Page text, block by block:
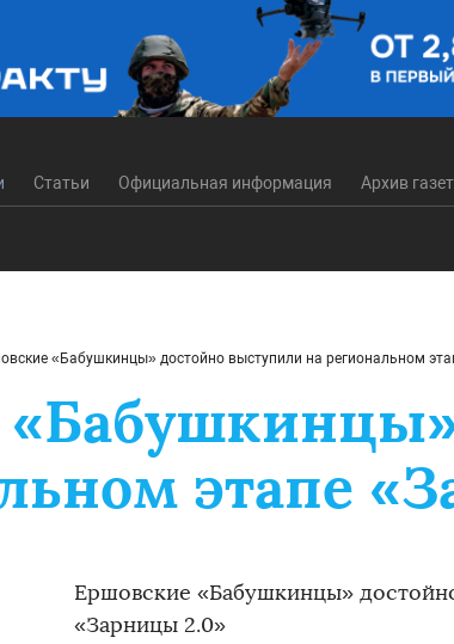
Статьи Официальная информация Архив
«Бабушкинцы» достойно выступили на региональном
этапе
Ершовские «Бабушкинцы»
«Зарницы 2.0»